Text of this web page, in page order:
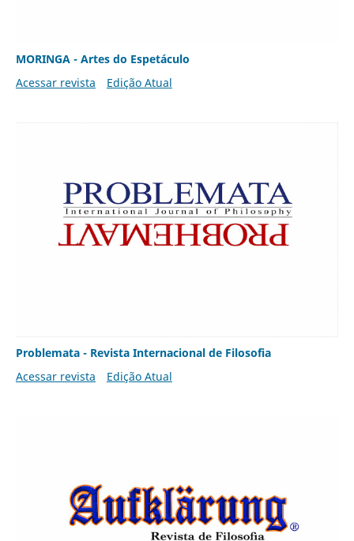
MORINGA - Artes do Espetáculo
Acessar revista
Edição Atual
Problemata - Revista Internacional de Filosofia
Acessar revista
Edição Atual